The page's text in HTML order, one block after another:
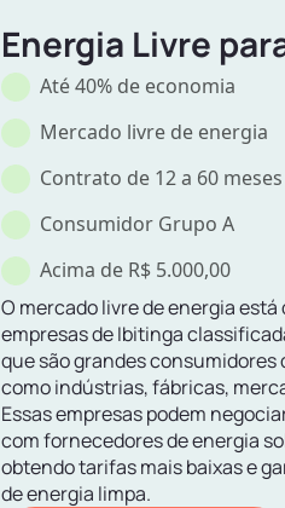
Energia Livre
Até 40% de economia
Mercado livre de energia
Contrato de 12 a 60 meses
Consumidor Grupo A
Acima de R$ 5.000,00
O mercado livre de energia está
empresas de Ibitinga
que são grandes consumidores
como indústrias, fábricas,
Essas empresas podem
com fornecedores de energia
obtendo tarifas mais baixas e
de energia limpa.